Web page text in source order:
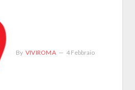
By VIVIROMA 4 Febbraio